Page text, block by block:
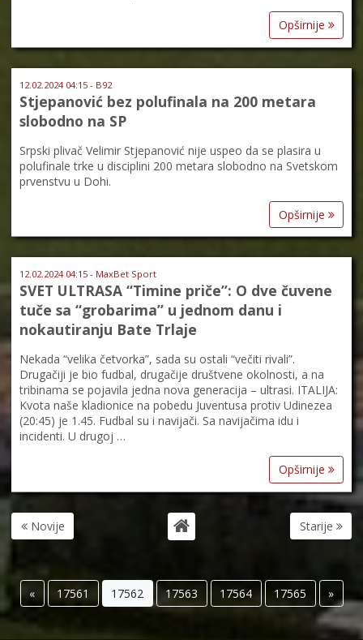
Opširnije
12.02.2024 04:15 - B92
Stjepanović bez polufinala na 200 metara
slobodno na SP
Srpski plivač Velimir Stjepanović nije uspeo da se plasira u
polufinale trke u disciplini 200 metara slobodno na Svetskom
prvenstvu u Dohi.
Opširnije
12.02.2024 04:15 - MaxBet Sport
SVET ULTRASA “Timine priče”: O dve čuvene
tuče sa “grobarima” u jednom danu i
nokautiranju Bate Trlaje
Nekada “velika četvorka”, sada su ostali “večiti rivali”.
Drugačiji je bio fudbal, drugačije društvene okolnosti, a na
tribinama se pojavila jedna nova generacija – ultrasi. ITALIJA:
Kvota naše kladionice na pobedu Juventusa protiv Udinezea
(20:45) je 1.45. Fudbal su i navijači. Sa navijačima idu i
incidenti. U drugoj …
Opširnije
Novije Starije
« 17561 17562 17563 17564 17565 »